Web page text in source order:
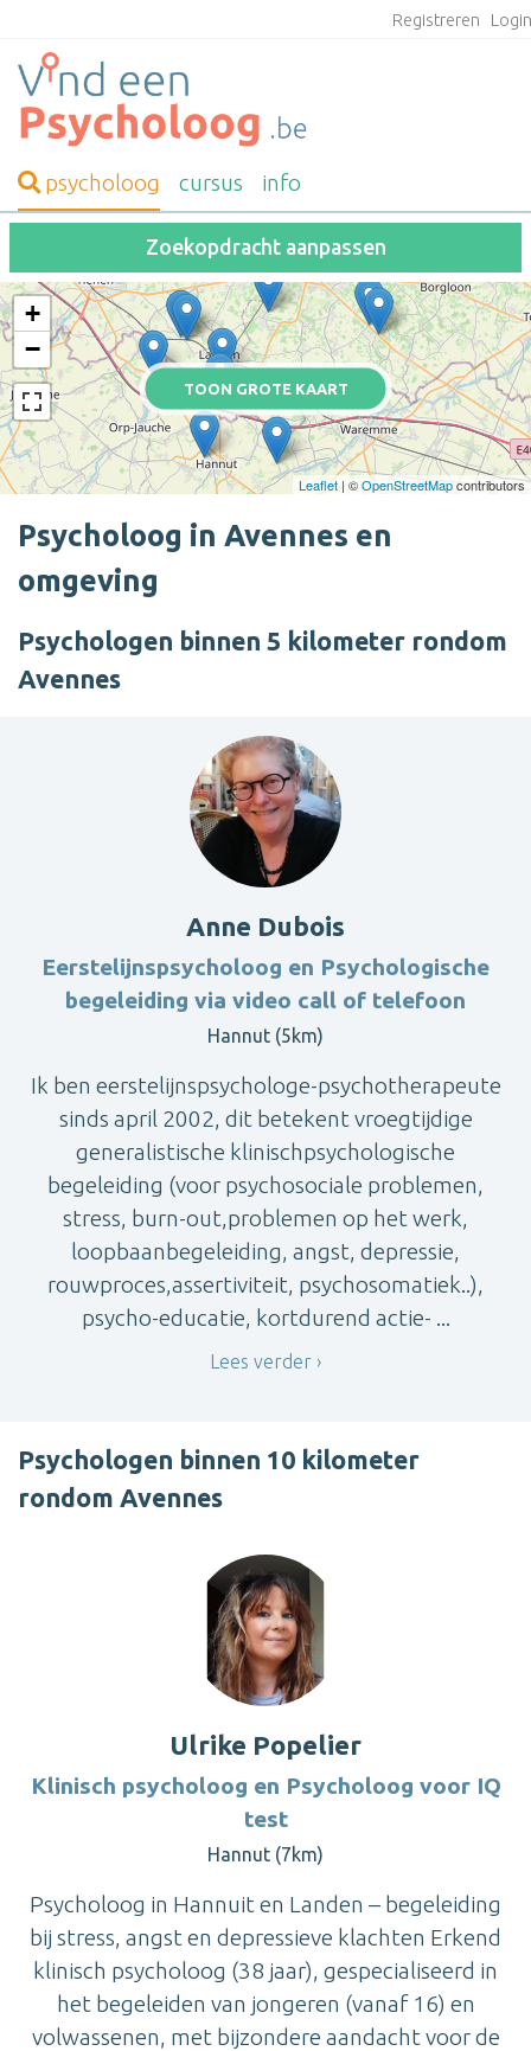
Registreren
psycholoog cursus info
Zoekopdracht aanpassen
TOON GROTE KAART
+
−
Leaflet | ©OpenStreetMapcontributors
Psycholoog in Avennes en
omgeving
Psychologen binnen 5 kilometer rondom
Avennes
Anne Dubois
Eerstelijnspsycholoog en Psychologische
begeleiding via video call of telefoon
Hannut (5km)
Ik ben eerstelijnspsychologe-psychotherapeute
sinds april 2002, dit betekent vroegtijdige
generalistische klinischpsychologische
begeleiding (voor psychosociale problemen,
stress, burn-out,problemen op het werk,
loopbaanbegeleiding, angst, depressie,
rouwproces,assertiviteit, psychosomatiek..),
psycho-educatie, kortdurend actie- ...
Lees verder
Psychologen binnen 10 kilometer
rondom Avennes
Ulrike Popelier
Klinisch psycholoog en Psycholoog voor IQ
test
Hannut (7km)
Psycholoog in Hannuit en Landen – begeleiding
bij stress, angst en depressieve klachten Erkend
klinisch psycholoog (38 jaar), gespecialiseerd in
het begeleiden van jongeren (vanaf 16) en
volwassenen, met bijzondere aandacht voor de